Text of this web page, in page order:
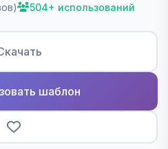
504+ использований
шаблон